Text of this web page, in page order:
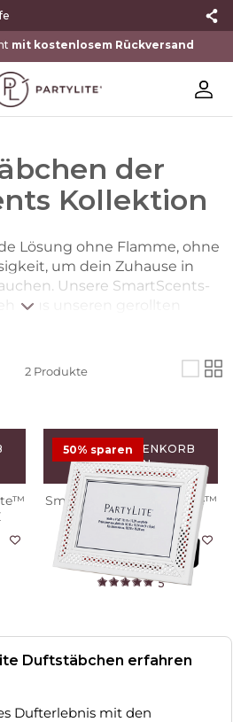
der
Kollektion
Lösung ohne Flamme, ohne
um dein Zuhause in
Unsere SmartScents-
aus unseren gerollten
sowie unseren stilvollen
Mit unserem GoSmart mobilen
2Produkte
50% sparen
IN DEN WARENKORB
LEGEN
SmartScents by PartyLite™
Halter Bilderrahmen
14,98 €
29,95 €
Angebot
5
Duftstäbchen erfahren
Dufterlebnis mit den